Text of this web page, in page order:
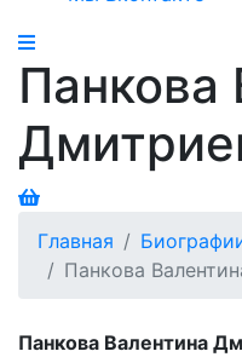
Панкова
Главная
Панкова
Панкова Валентина